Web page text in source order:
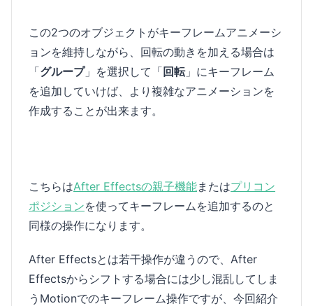
この2つのオブジェクトがキーフレームアニメーシ
ョンを維持しながら、回転の動きを加える場合は
「グループ」を選択して「回転」にキーフレーム
を追加していけば、より複雑なアニメーションを
作成することが出来ます。
こちらはAfter Effectsの親子機能またはプリコン
ポジションを使ってキーフレームを追加するのと
同様の操作になります。
After Effectsとは若干操作が違うので、After
Effectsからシフトする場合には少し混乱してしま
うMotionでのキーフレーム操作ですが、今回紹介